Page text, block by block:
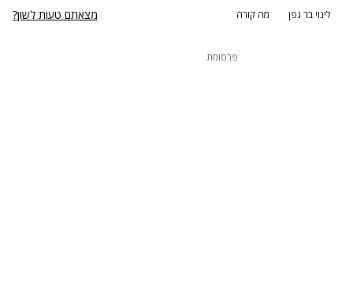
לינוי בר גפן מה קורה מצאתם טעות לשון?
פרסומת